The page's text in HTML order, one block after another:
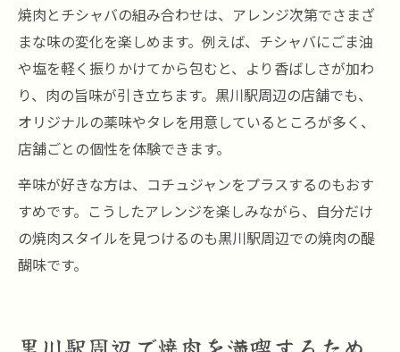
焼肉とチシャバの組み合わせは、アレンジ次第でさまざ
まな味の変化を楽しめます。例えば、チシャバにごま油
や塩を軽く振りかけてから包むと、より香ばしさが加わ
り、肉の旨味が引き立ちます。黒川駅周辺の店舗でも、
オリジナルの薬味やタレを用意しているところが多く、
店舗ごとの個性を体験できます。
辛味が好きな方は、コチュジャンをプラスするのもおす
すめです。こうしたアレンジを楽しみながら、自分だけ
の焼肉スタイルを見つけるのも黒川駅周辺での焼肉の醍
醐味です。